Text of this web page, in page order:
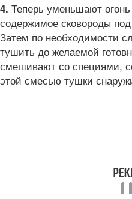
4. Теперь уменьшают
содержимое сковороды
Затем по необходимости
тушить до желаемой
смешивают со специями,
этой смесью тушки